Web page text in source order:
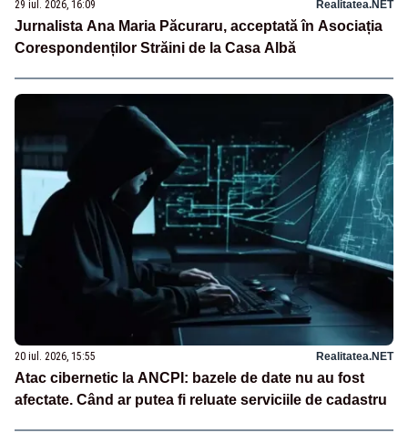
29 iul. 2026, 16:09 Realitatea.NET
Jurnalista Ana Maria Păcuraru, acceptată în Asociația
Corespondenților Străini de la Casa Albă
20 iul. 2026, 15:55 Realitatea.NET
Atac cibernetic la ANCPI: bazele de date nu au fost
afectate. Când ar putea fi reluate serviciile de cadastru